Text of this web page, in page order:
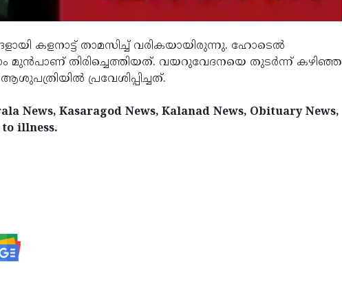
കളനാട്ട് താമസിച്ച് വരികയായിരുന്നു. ഹോടെല്‍
മുന്‍പാണ് തിരിച്ചെത്തിയത്. വയറുവേദനയെ തുടര്‍ന്ന് കഴിഞ്ഞ
പ്രവേശിപ്പിച്ചത്.
News, Kasaragod News, Kalanad News, Obituary News,
to illness.